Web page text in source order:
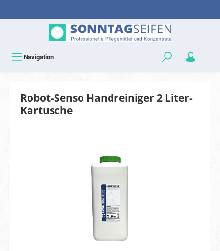
Navigation
Robot-Senso Handreiniger 2 Liter-
Kartusche